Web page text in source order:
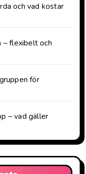
och vad kostar
– flexibelt och
för
– vad gäller